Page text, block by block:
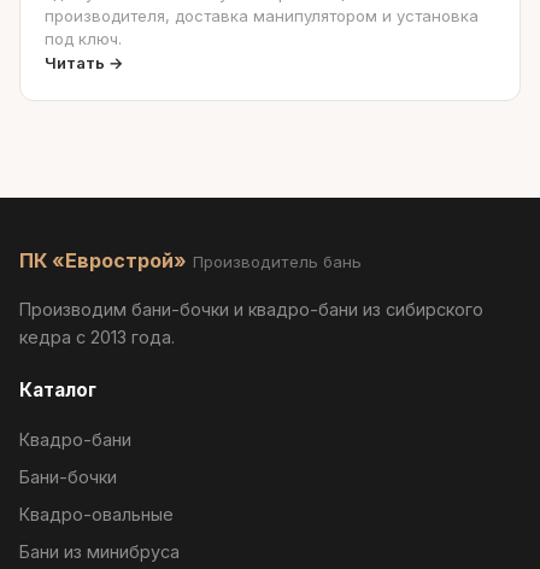
производителя, доставка манипулятором и установка
под ключ.
Читать →
ПК «Еврострой» Производитель бань
Производим бани-бочки и квадро-бани из сибирского
кедра с 2013 года.
Каталог
Квадро-бани
Бани-бочки
Квадро-овальные
Бани из минибруса